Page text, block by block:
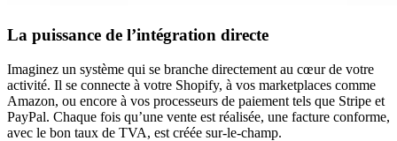
La puissance de l’intégration directe
Imaginez un système qui se branche directement au cœur de votre
activité. Il se connecte à votre Shopify, à vos marketplaces comme
Amazon, ou encore à vos processeurs de paiement tels que Stripe et
PayPal. Chaque fois qu’une vente est réalisée, une facture conforme,
avec le bon taux de TVA, est créée sur-le-champ.